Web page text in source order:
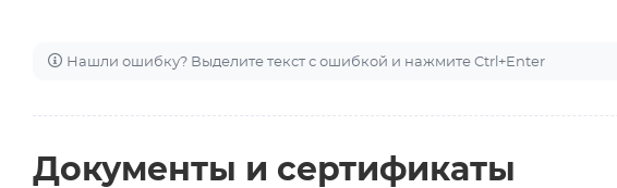
Нашли ошибку? Выделите текст с ошибкой и нажмите Ctrl+Enter
Документы и сертификаты